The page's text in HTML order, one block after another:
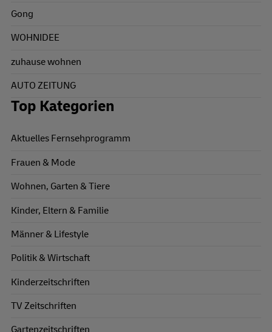
Gong
WOHNIDEE
zuhause wohnen
AUTO ZEITUNG
Top Kategorien
Aktuelles Fernsehprogramm
Frauen & Mode
Wohnen, Garten & Tiere
Kinder, Eltern & Familie
Männer & Lifestyle
Politik & Wirtschaft
Kinderzeitschriften
TV Zeitschriften